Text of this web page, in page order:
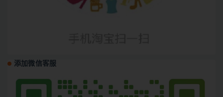
添加微信客服